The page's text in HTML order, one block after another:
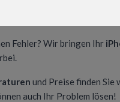
IHR
Fehler? Wir bringen Ihr
und Preise finden
auch Ihr Problem lösen!